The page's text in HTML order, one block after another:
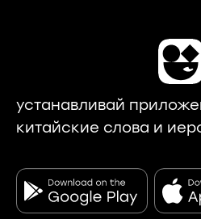
устанавливай
китайские слова и